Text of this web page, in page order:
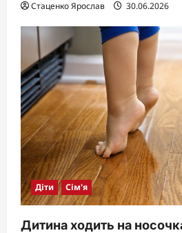
Стаценко Ярослав 30.06.2026
Діти Сім'я
Дитина ходить на